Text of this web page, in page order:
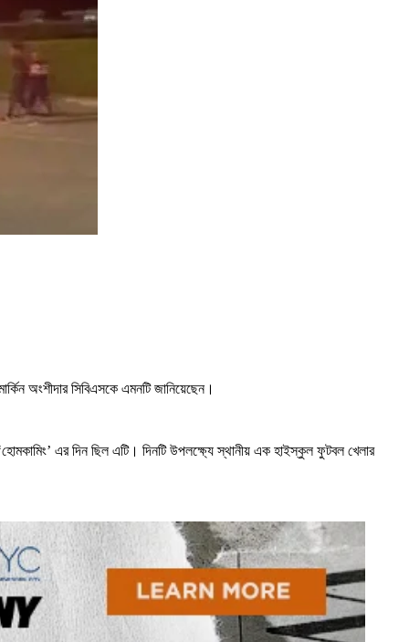
অংশীদার সিবিএসকে এমনটি জানিয়েছেন।
এর দিন ছিল এটি। দিনটি উপলক্ষ্যে স্থানীয় এক হাইস্কুল ফুটবল খেলার